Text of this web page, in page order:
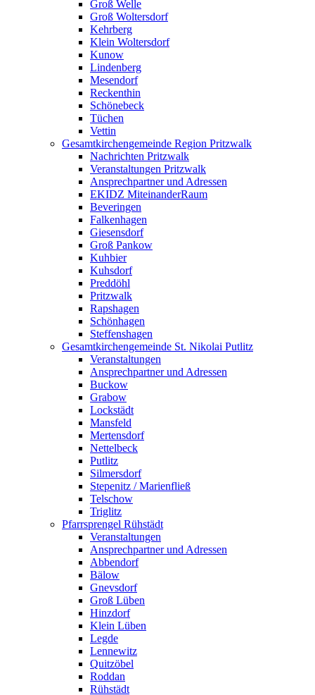
Groß Welle
Groß Woltersdorf
Kehrberg
Klein Woltersdorf
Kunow
Lindenberg
Mesendorf
Reckenthin
Schönebeck
Tüchen
Vettin
Gesamtkirchengemeinde Region Pritzwalk
Nachrichten Pritzwalk
Veranstaltungen Pritzwalk
Ansprechpartner und Adressen
EKIDZ MiteinanderRaum
Beveringen
Falkenhagen
Giesensdorf
Groß Pankow
Kuhbier
Kuhsdorf
Preddöhl
Pritzwalk
Rapshagen
Schönhagen
Steffenshagen
Gesamtkirchengemeinde St. Nikolai Putlitz
Veranstaltungen
Ansprechpartner und Adressen
Buckow
Grabow
Lockstädt
Mansfeld
Mertensdorf
Nettelbeck
Putlitz
Silmersdorf
Stepenitz / Marienfließ
Telschow
Triglitz
Pfarrsprengel Rühstädt
Veranstaltungen
Ansprechpartner und Adressen
Abbendorf
Bälow
Gnevsdorf
Groß Lüben
Hinzdorf
Klein Lüben
Legde
Lennewitz
Quitzöbel
Roddan
Rühstädt